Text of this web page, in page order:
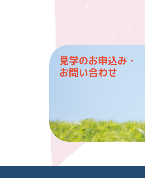
見学のお申込み・
お問い合わせ